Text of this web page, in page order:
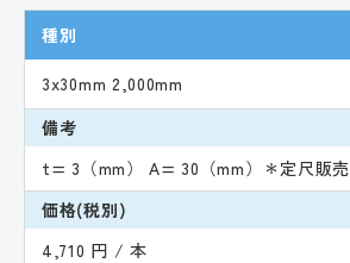
種別
3x30mm 2,000mm
備考
t= 3（mm） A= 30（mm）＊定尺販売
価格(税別)
4,710 円 / 本